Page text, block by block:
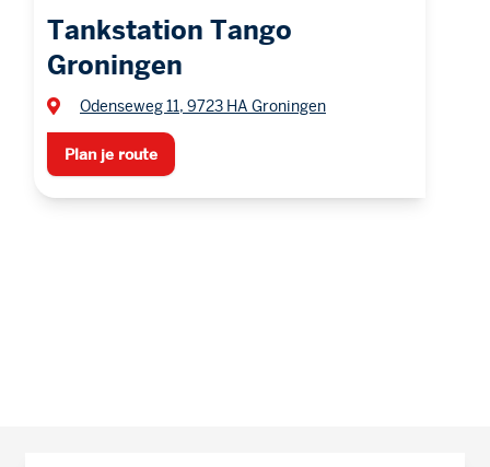
Tankstation Tango
Groningen
Odenseweg 11, 9723 HA Groningen
Plan je route